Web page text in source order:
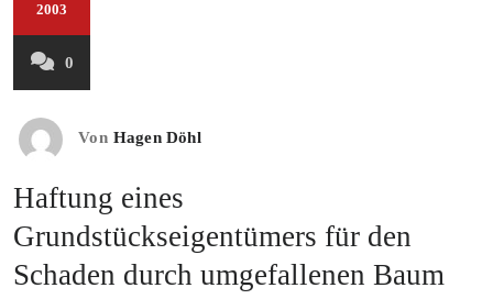
2003
0
Von Hagen Döhl
Haftung eines
Grundstückseigentümers für den
Schaden durch umgefallenen Baum